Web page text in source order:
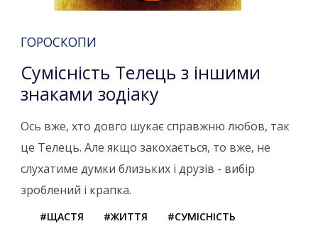
ГОРОСКОПИ
Сумісність Телець з іншими
знаками зодіаку
Ось вже, хто довго шукає справжню любов, так
це Телець. Але якщо закохається, то вже, не
слухатиме думки близьких і друзів - вибір
зроблений і крапка.
#ЩАСТЯ #ЖИТТЯ #СУМІСНІСТЬ